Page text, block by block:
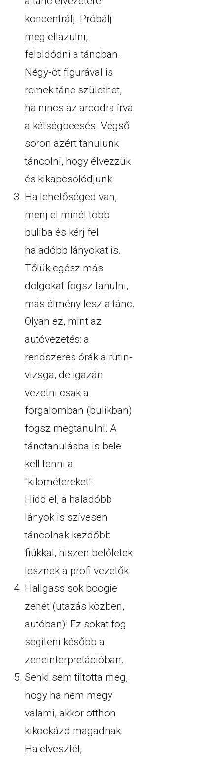
koncentrálj. Próbálj
meg ellazulni,
feloldódni a táncban.
Négy-öt figurával is
remek tánc születhet,
ha nincs az arcodra írva
a kétségbeesés. Végső
soron azért tanulunk
táncolni, hogy élvezzük
és kikapcsolódjunk.
Ha lehetőséged van,
menj el minél több
buliba és kérj fel
haladóbb lányokat is.
Tőlük egész más
dolgokat fogsz tanulni,
más élmény lesz a tánc.
Olyan ez, mint az
autóvezetés: a
rendszeres órák a rutin-
vizsga, de igazán
vezetni csak a
forgalomban (bulikban)
fogsz megtanulni. A
tánctanulásba is bele
kell tenni a
"kilométereket".
Hidd el, a haladóbb
lányok is szívesen
táncolnak kezdőbb
fiúkkal, hiszen belőletek
lesznek a profi vezetők.
Hallgass sok boogie
zenét (utazás közben,
autóban)! Ez sokat fog
segíteni később a
zeneinterpretációban.
Senki sem tiltotta meg,
hogy ha nem megy
valami, akkor otthon
kikockázd magadnak.
Ha elvesztél,